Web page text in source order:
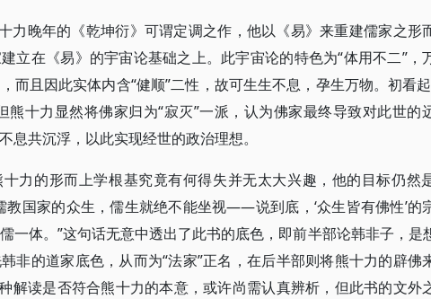
力晚年的《乾坤衍》可谓定调之作，他以《易》来重建儒家之形
立在《易》的宇宙论基础之上。此宇宙论的特色为“体用不二”，
而且因此实体内含“健顺”二性，故可生生不息，孕生万物。初看
熊十力显然将佛家归为“寂灭”一派，认为佛家最终导致对此世的
息共沉浮，以此实现经世的政治理想。
力的形而上学根基究竟有何得失并无太大兴趣，他的目标仍然
教国家的众生，儒生就绝不能坐视——说到底，‘众生皆有佛性’的
一体。”这句话无意中透出了此书的底色，即前半部论韩非子，是
非的道家底色，从而为“法家”正名，在后半部则将熊十力的辟佛
解读是否符合熊十力的本意，或许尚需认真辨析，但此书的文外